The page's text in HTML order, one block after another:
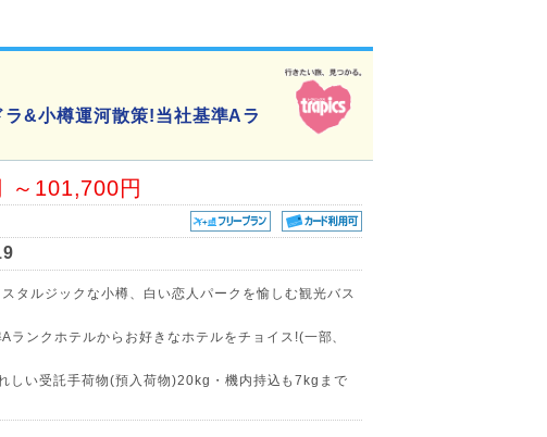
&小樽運河散策!当社基準Aラ
～101,700円
タルジックな小樽、白い恋人パークを愉しむ観光バス
ランクホテルからお好きなホテルをチョイス!(一部、
しい受託手荷物(預入荷物)20kg・機内持込も7kgまで